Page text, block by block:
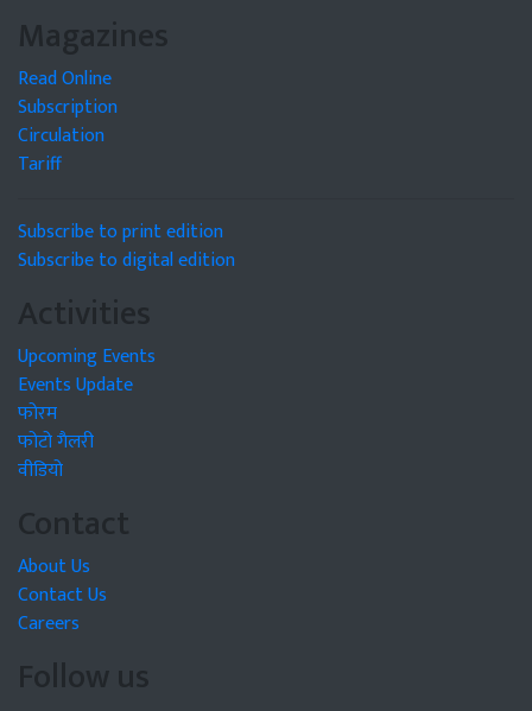
Magazines
Read Online
Subscription
Circulation
Tariff
Subscribe to print edition
Subscribe to digital edition
Activities
Upcoming Events
Events Update
फोरम
फोटो गैलरी
वीडियो
Contact
About Us
Contact Us
Careers
Follow us